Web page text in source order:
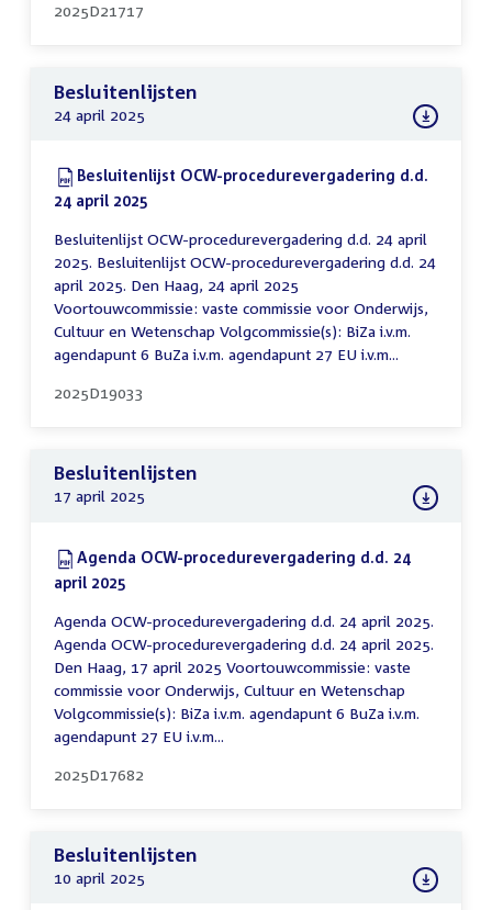
2025D21717
Besluitenlijsten
24 april 2025
Download:
Besluitenlijst OCW-procedurevergadering d.d.
24 april 2025
Besluitenlijst OCW-procedurevergadering d.d. 24 april
2025. Besluitenlijst OCW-procedurevergadering d.d. 24
april 2025. Den Haag, 24 april 2025
Voortouwcommissie: vaste commissie voor Onderwijs,
Cultuur en Wetenschap Volgcommissie(s): BiZa i.v.m.
agendapunt 6 BuZa i.v.m. agendapunt 27 EU i.v.m...
2025D19033
Besluitenlijsten
17 april 2025
Download:
Agenda OCW-procedurevergadering d.d. 24
april 2025
Agenda OCW-procedurevergadering d.d. 24 april 2025.
Agenda OCW-procedurevergadering d.d. 24 april 2025.
Den Haag, 17 april 2025 Voortouwcommissie: vaste
commissie voor Onderwijs, Cultuur en Wetenschap
Volgcommissie(s): BiZa i.v.m. agendapunt 6 BuZa i.v.m.
agendapunt 27 EU i.v.m...
2025D17682
Besluitenlijsten
10 april 2025